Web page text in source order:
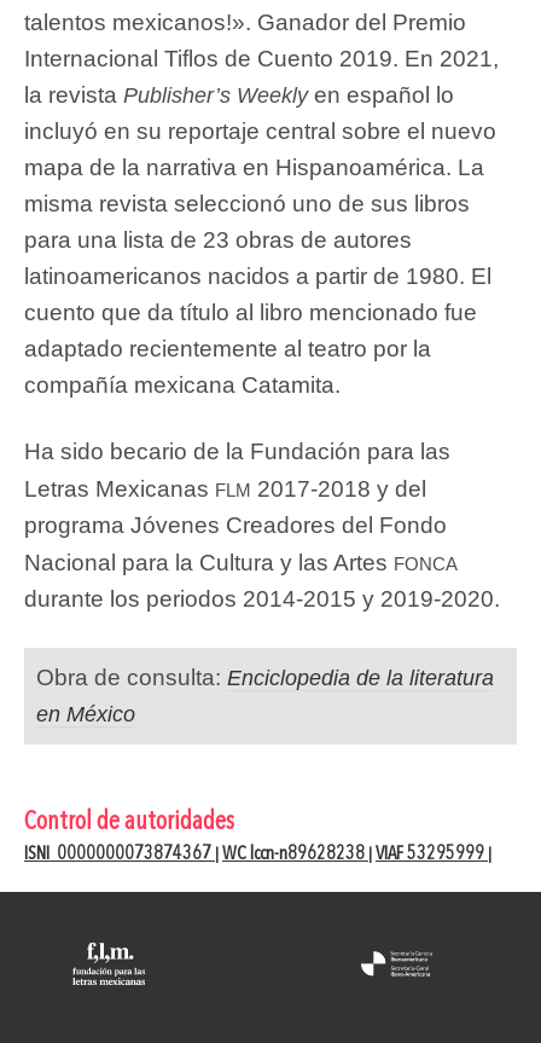
talentos mexicanos!». Ganador del Premio
Internacional Tiflos de Cuento 2019. En 2021,
la revista Publisher’s Weeklyen español lo
incluyó en su reportaje central sobre el nuevo
mapa de la narrativa en Hispanoamérica. La
misma revista seleccionó uno de sus libros
para una lista de 23 obras de autores
latinoamericanos nacidos a partir de 1980. El
cuento que da título al libro mencionado fue
adaptado recientemente al teatro por la
compañía mexicana Catamita.
Ha sido becario de la Fundación para las
Letras Mexicanas flm 2017-2018 y del
programa Jóvenes Creadores del Fondo
Nacional para la Cultura y las Artes fonca
durante los periodos 2014-2015 y 2019-2020.
Obra de consulta: Enciclopedia de la literatura
en México
Control de autoridades
ISNI 0000000073874367 WC lccn-n89628238 VIAF 53295999